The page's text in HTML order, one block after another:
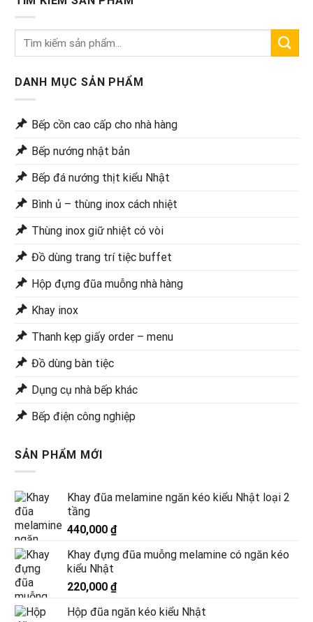
Tìm
DANH MỤC SẢN PHẨM
Bếp cồn cao cấp cho nhà hàng
Bếp nướng nhật bản
Bếp đá nướng thịt kiểu Nhật
Bình ủ – thùng inox cách nhiệt
Thùng inox giữ nhiệt có vòi
Đồ dùng trang trí tiệc buffet
Hộp đựng đũa muỗng nhà hàng
Khay inox
Thanh kẹp giấy order – menu
Đồ dùng bàn tiệc
Dụng cụ nhà bếp khác
Bếp điện công nghiệp
SẢN PHẨM MỚI
Khay đũa melamine ngăn kéo kiểu Nhật loại 2
tầng
440,000 ₫
Khay đựng đũa muỗng melamine có ngăn kéo
kiểu Nhật
220,000 ₫
Hộp đũa ngăn kéo kiểu Nhật